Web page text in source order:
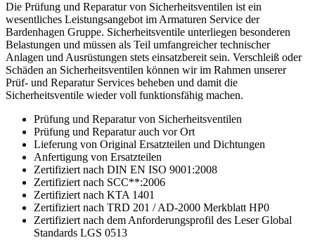
Die Prüfung und Reparatur von Sicherheitsventilen ist ein
wesentliches Leistungsangebot im Armaturen Service der
Bardenhagen Gruppe. Sicherheitsventile unterliegen besonderen
Belastungen und müssen als Teil umfangreicher technischer
Anlagen und Ausrüstungen stets einsatzbereit sein. Verschleiß oder
Schäden an Sicherheitsventilen können wir im Rahmen unserer
Prüf- und Reparatur Services beheben und damit die
Sicherheitsventile wieder voll funktionsfähig machen.
Prüfung und Reparatur von Sicherheitsventilen
Prüfung und Reparatur auch vor Ort
Lieferung von Original Ersatzteilen und Dichtungen
Anfertigung von Ersatzteilen
Zertifiziert nach DIN EN ISO 9001:2008
Zertifiziert nach SCC**:2006
Zertifiziert nach KTA 1401
Zertifiziert nach TRD 201 / AD-2000 Merkblatt HP0
Zertifiziert nach dem Anforderungsprofil des Leser Global
Standards LGS 0513